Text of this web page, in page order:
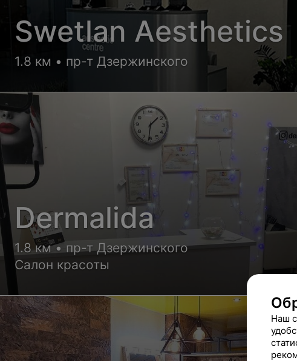
Swetlan Aesthetics
1.8 км • пр-т Дзержинского
Dermalida
1.8 км • пр-т Дзержинского
Салон красоты
Наш